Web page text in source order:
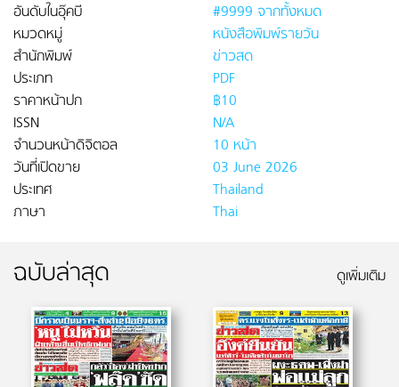
อันดับในอุ๊คบี
#9999 จากทั้งหมด
หมวดหมู่
หนังสือพิมพ์รายวัน
สำนักพิมพ์
ข่าวสด
ประเภท
PDF
ราคาหน้าปก
฿10
ISSN
N/A
จำนวนหน้าดิจิตอล
10 หน้า
วันที่เปิดขาย
03 June 2026
ประเทศ
Thailand
ภาษา
Thai
ฉบับล่าสุด ดูเพิ่มเติม